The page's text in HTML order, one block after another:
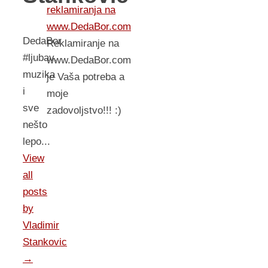
DedaBor
#ljubav,
muzika
i
sve
nešto
lepo...
View
all
posts
by
Vladimir
Stankovic
→
reklamiranja na
www.DedaBor.com
Reklamiranje na
www.DedaBor.com
je Vaša potreba a
moje
zadovoljstvo!!! :)